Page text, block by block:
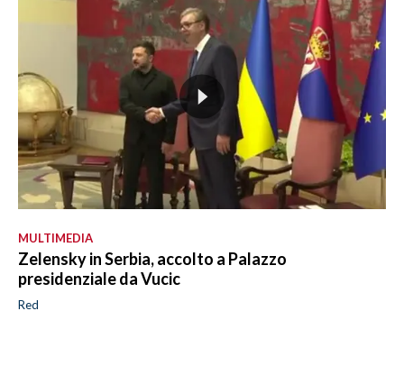
MULTIMEDIA
Zelensky in Serbia, accolto a Palazzo
presidenziale da Vucic
Red